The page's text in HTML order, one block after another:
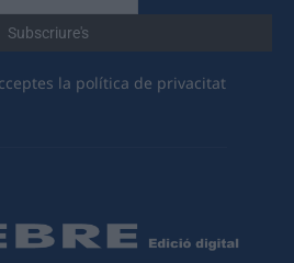
la política de privacitat